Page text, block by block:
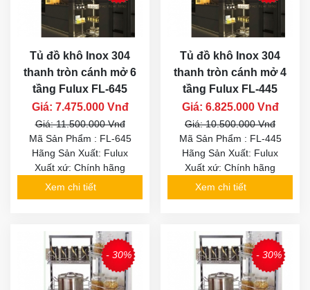
Tủ đồ khô Inox 304
thanh tròn cánh mở 6
tầng Fulux FL-645
Giá: 7.475.000 Vnđ
Giá: 11.500.000 Vnđ
Mã Sản Phẩm : FL-645
Hãng Sản Xuất: Fulux
Xuất xứ: Chính hãng
Xem chi tiết
Tủ đồ khô Inox 304
thanh tròn cánh mở 4
tầng Fulux FL-445
Giá: 6.825.000 Vnđ
Giá: 10.500.000 Vnđ
Mã Sản Phẩm : FL-445
Hãng Sản Xuất: Fulux
Xuất xứ: Chính hãng
Xem chi tiết
- 30% - 30%